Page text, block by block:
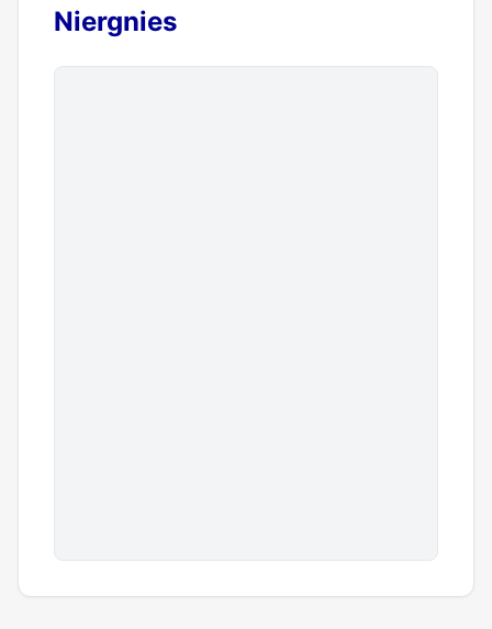
Niergnies